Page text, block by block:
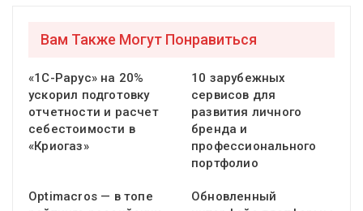
Вам Также Могут Понравиться
«1С-Рарус» на 20%
ускорил подготовку
отчетности и расчет
себестоимости в
«Криогаз»
10 зарубежных
сервисов для
развития личного
бренда и
профессионального
портфолио
Optimacros — в топе
Обновленный